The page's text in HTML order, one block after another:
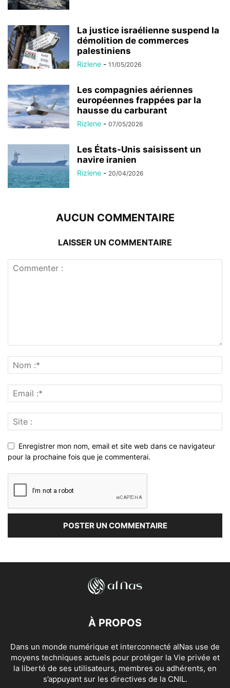
La justice israélienne suspend la
démolition de commerces
palestiniens
Rizlene - 11/05/2026
Les compagnies aériennes
européennes frappées par la
hausse du carburant
Rizlene - 07/05/2026
Les États-Unis saisissent un
navire iranien
Rizlene - 20/04/2026
AUCUN COMMENTAIRE
LAISSER UN COMMENTAIRE
Enregistrer mon nom, email et site web dans ce navigateur
pour la prochaine fois que je commenterai.
À PROPOS
Dans un monde numérique et interconnecté alNas use de
moyens techniques actuels pour protéger la Vie privée et
la liberté de ses utilisateurs, membres ou adhérents, en
s’appuyant sur les directives de la CNIL.